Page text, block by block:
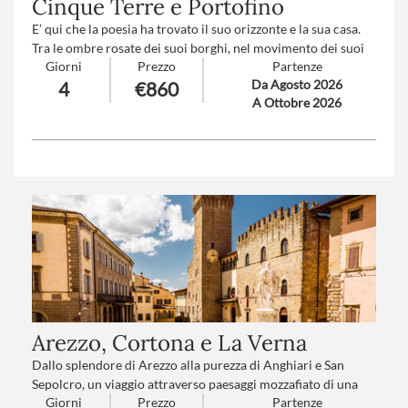
Cinque Terre e Portofino
E’ qui che la poesia ha trovato il suo orizzonte e la sua casa.
Tra le ombre rosate dei suoi borghi, nel movimento dei suoi
colli, oltre l'azzurro profondissimo del mare, la Liguria apre
discreta il sogno di Petrarca, il mistero della perfetta
armonia tra l'uomo e il suo mare, la sua terra.
Giorni
4
Prezzo
€860
Partenze
Da Agosto 2026
A Ottobre 2026
Arezzo, Cortona e La Verna
Dallo splendore di Arezzo alla purezza di Anghiari e San
Sepolcro, un viaggio attraverso paesaggi mozzafiato di una
Toscana che si svela come un palcoscenico naturale. Le
Giorni Prezzo
Partenze